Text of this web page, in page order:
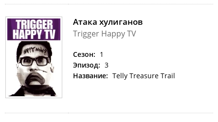
Атака хулиганов
Trigger Happy TV
Сезон: 1
Эпизод: 3
Название: Telly Treasure Trail